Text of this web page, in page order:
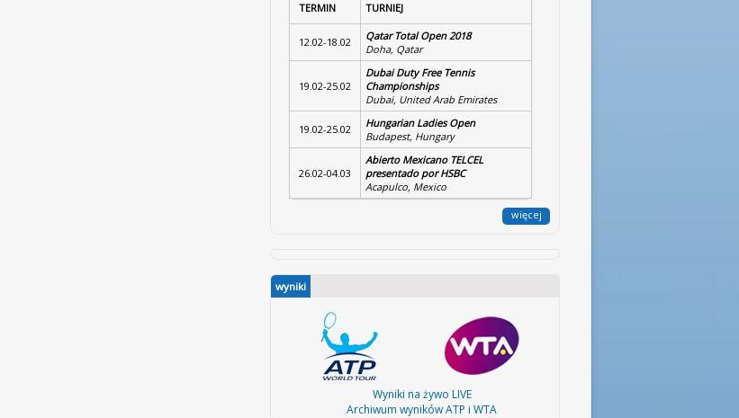
TERMIN TURNIEJ
12.02-18.02
Qatar Total Open 2018
Doha, Qatar
19.02-25.02
Dubai Duty Free Tennis
Championships
Dubai, United Arab Emirates
19.02-25.02
Hungarian Ladies Open
Budapest, Hungary
26.02-04.03
Abierto Mexicano TELCEL
presentado por HSBC
Acapulco, Mexico
więcej
wyniki
Wyniki na żywo LIVE
Archiwum wyników ATP i WTA